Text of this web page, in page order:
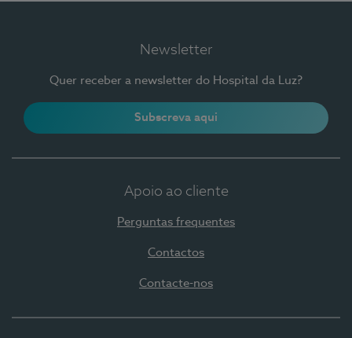
Newsletter
Quer receber a newsletter do Hospital da Luz?
Subscreva aqui
Apoio ao cliente
Perguntas frequentes
Contactos
Contacte-nos